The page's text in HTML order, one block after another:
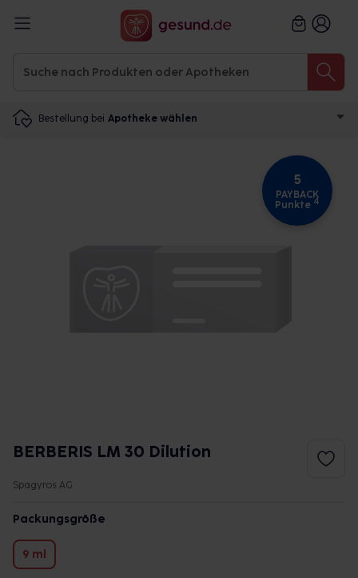
Bestellung bei Apotheke wählen
5
PAYBACK
Punkte 4
BERBERIS LM 30 Dilution
Spagyros AG
Packungsgröße
9 ml